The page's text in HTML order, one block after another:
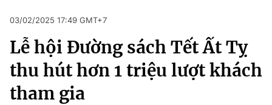
Chuyên mục
Chính trị
Xã hội
Pháp luật
Kinh tế
Thể thao
Truyền hình
Văn hóa - Giải trí
03/02/2025 17:49 GMT+7
Lễ hội Đường sách Tết Ất Tỵ
thu hút hơn 1 triệu lượt khách
tham gia